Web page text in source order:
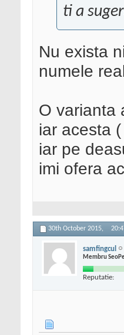
ti a
Nu exista
numele
O varianta
iar acesta
iar pe
imi ofera
30th October 2015,
samfingcul
Membru
Reputatie: